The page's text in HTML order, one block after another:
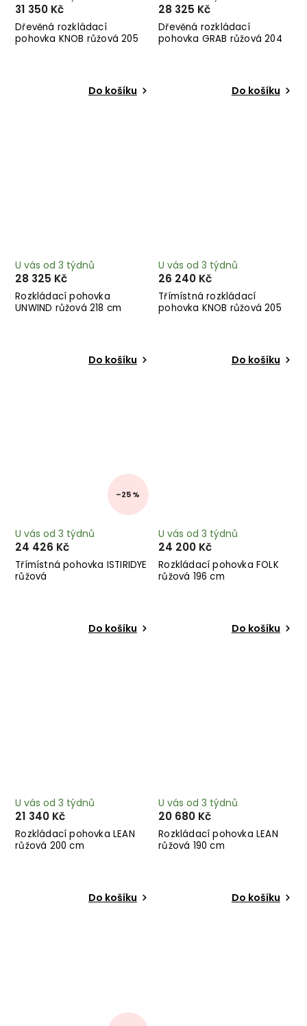
Dřevěná rozkládací
pohovka KNOB růžová 205
31 350 Kč
Do košíku
Dřevěná rozkládací
pohovka GRAB růžová 204
28 325 Kč
Do košíku
Rozkládací pohovka
UNWIND růžová 218 cm
U vás od 3 týdnů
28 325 Kč
Do košíku
Třímístná rozkládací
pohovka KNOB růžová 205
U vás od 3 týdnů
26 240 Kč
Do košíku
–25 %
Třímístná pohovka ISTIRIDYE
růžová
U vás od 3 týdnů
24 426 Kč
Do košíku
Rozkládací pohovka FOLK
růžová 196 cm
U vás od 3 týdnů
24 200 Kč
Do košíku
Rozkládací pohovka LEAN
růžová 200 cm
U vás od 3 týdnů
21 340 Kč
Do košíku
Rozkládací pohovka LEAN
růžová 190 cm
U vás od 3 týdnů
20 680 Kč
Do košíku